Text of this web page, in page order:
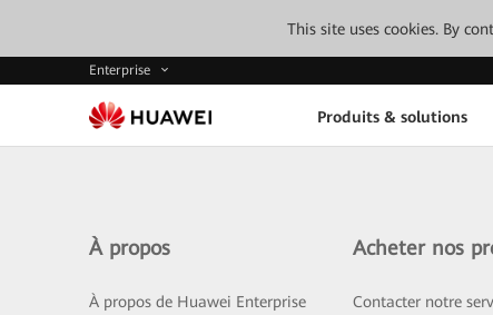
This site uses cookies. By
Enterprise
Produits & solutions
À propos
À propos de Huawei Enterprise
Acheter nos
Contacter notre